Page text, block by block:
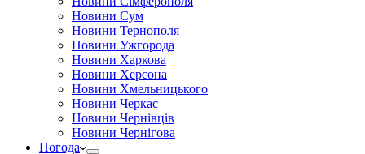
Новини Сум
Новини Тернополя
Новини Ужгорода
Новини Харкова
Новини Херсона
Новини Хмельницького
Новини Черкас
Новини Чернівців
Новини Чернігова
Погода